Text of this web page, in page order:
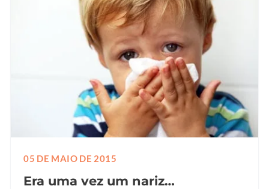
05 DE MAIO DE 2015
Era uma vez um nariz…